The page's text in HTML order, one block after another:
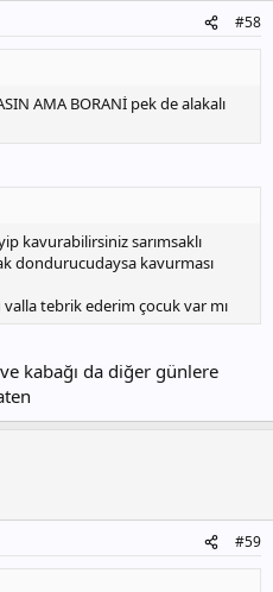
#58
AMA BORANİ pek de alakalı
kavurabilirsiniz sarımsaklı
dondurucudaysa kavurması
tebrik ederim çocuk var mı
kabağı da diğer günlere
#59